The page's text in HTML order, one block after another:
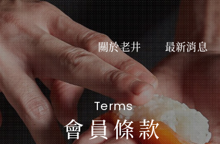
關於老井 最新消息
Terms
會員條款